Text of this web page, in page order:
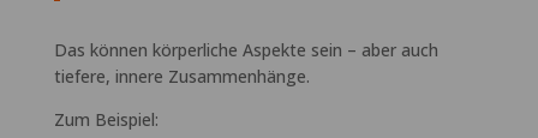
Das können körperliche Aspekte sein – aber auch
tiefere, innere Zusammenhänge.
Zum Beispiel: